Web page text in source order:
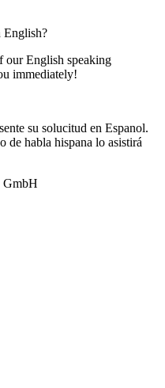
English?
our English speaking
immediately!
su solucitud en Espanol.
de habla hispana lo asistirá